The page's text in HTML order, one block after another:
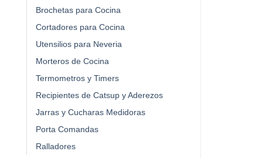
Brochetas para Cocina
Cortadores para Cocina
Utensilios para Neveria
Morteros de Cocina
Termometros y Timers
Recipientes de Catsup y Aderezos
Jarras y Cucharas Medidoras
Porta Comandas
Ralladores